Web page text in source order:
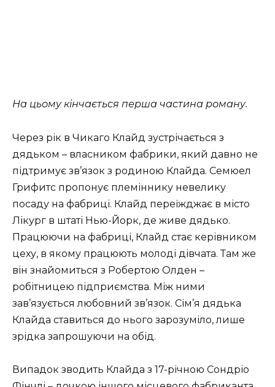
На цьому кінчається перша частина роману.
Через рік в Чикаго Клайд зустрічається з
дядьком – власником фабрики, який давно не
підтримує зв’язок з родиною Клайда. Семюел
Грифитс пропонує племіннику невелику
посаду на фабриці. Клайд переїжджає в місто
Лікург в штаті Нью-Йорк, де живе дядько.
Працюючи на фабриці, Клайд стає керівником
цеху, в якому працюють молоді дівчата. Там же
він знайомиться з Робертою Олден –
робітницею підприємства. Між ними
зав’язується любовний зв’язок. Сім’я дядька
Клайда ставиться до нього зарозуміло, лише
зрідка запрошуючи на обід.
Випадок зводить Клайда з 17-річною Сондріо ​​